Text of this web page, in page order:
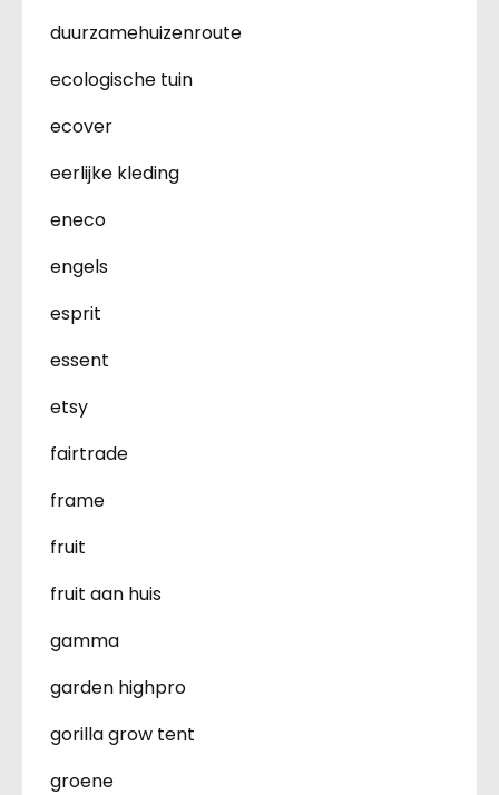
duurzamehuizenroute
ecologische tuin
ecover
eerlijke kleding
eneco
engels
esprit
essent
etsy
fairtrade
frame
fruit
fruit aan huis
gamma
garden highpro
gorilla grow tent
groene